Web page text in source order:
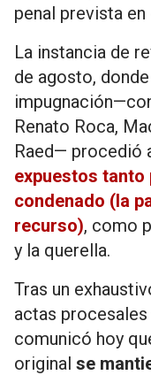
penal prevista
La instancia de
de agosto,
Renato Roca,
Raed— procedió
expuestos tanto
condenado (la
recurso), como
y la querella.
Tras un
actas
comunicó hoy
original se